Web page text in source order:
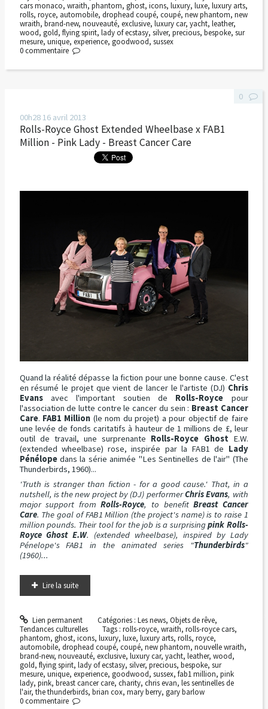
cars monaco, wraith, phantom, ghost, icons, luxury, luxe, luxury arts,
rolls, royce, automobile, drophead coupé, coupé, new phantom, new
wraith, brand-new, nouveauté, exclusive, luxury car, yacht, leather,
wood, gold, flying spirit, lady of ecstasy, silver, precious, bespoke, sur
mesure, unique, experience, goodwood, sussex
0 commentaire
00h2816 avril 2013
Rolls-Royce Ghost Extended Wheelbase x FAB1
Million - Pink Lady - Breast Cancer Care
Quand la réalité dépasse la fiction pour une bonne cause. C'est
en résumé le projet que vient de lancer le l'artiste (DJ) Chris
Evansavec l'important soutien de Rolls-Royce pour
l'association de lutte contre le cancer du sein : Breast Cancer
Care. FAB1 Million (le nom du projet) a pour objectif de faire
une levée de fonds caritatifs à hauteur de 1 millions de £, leur
outil de travail, une surprenante Rolls-Royce GhostE.W.
(extended wheelbase) rose, inspirée par la FAB1 de Lady
Pénélopedans la série animée "Les Sentinelles de l'air" (The
Thunderbirds, 1960)...
'Truth is stranger than fiction - for a good cause.' That, in a
nutshell, is the new project by (DJ) performerChris Evans, with
major support fromRolls-Royce, to benefitBreast Cancer
Care. The goal of FAB1 Million (the project's name) is to raise 1
million pounds. Their tool for the job is a surprisingpink Rolls-
Royce Ghost E.W. (extended wheelbase), inspired by Lady
Pénelope's FAB1 in the animated series "Thunderbirds"
(1960)...
Lire la suite
Lien permanent Catégories : Les news, Objets de rêve,
Tendances culturelles
Tags :rolls-royce,wraith,rolls-royce cars,
phantom, ghost, icons, luxury, luxe, luxury arts, rolls, royce,
automobile, drophead coupé, coupé, new phantom, nouvelle wraith,
brand-new, nouveauté, exclusive, luxury car, yacht, leather, wood,
gold, flying spirit, lady of ecstasy, silver, precious, bespoke, sur
mesure, unique, experience, goodwood, sussex, fab1 million, pink
lady, pink, breast cancer care, charity, chris evan, les sentinelles de
l'air, the thunderbirds, brian cox, mary berry, gary barlow
0
0 commentaire